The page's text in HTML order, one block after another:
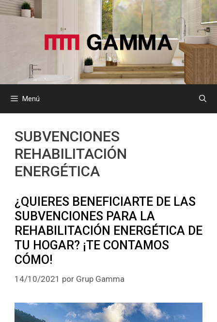
Saltar
al
Menú
SUBVENCIONES
REHABILITACIÓN
ENERGÉTICA
¿QUIERES BENEFICIARTE DE LAS
SUBVENCIONES PARA LA
REHABILITACIÓN ENERGÉTICA DE
TU HOGAR? ¡TE CONTAMOS
CÓMO!
14/10/2021 por Grup Gamma